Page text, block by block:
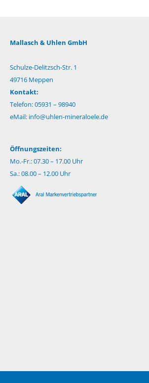
Mallasch & Uhlen GmbH
Schulze-Delitzsch-Str. 1
49716 Meppen
Kontakt:
Telefon: 05931 – 98940
eMail: info@uhlen-mineraloele.de
Öffnungszeiten:
Mo.-Fr.: 07.30 – 17.00 Uhr
Sa.: 08.00 – 12.00 Uhr